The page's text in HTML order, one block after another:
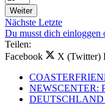
Weiter
Nächste Letzte
Du musst dich einloggen
Teilen:
Facebook
X (Twitter)
NEWSCENTER:
DEUTSCHLAND